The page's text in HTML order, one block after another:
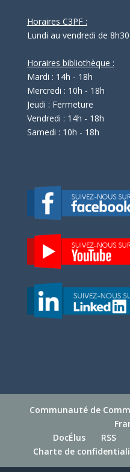
Horaires C3PF :
Lundi au vendredi de
Horaires bibliothèque :
Mardi : 14h - 18h
Mercredi : 10h - 18h
Jeudi : Fermeture
Vendredi : 14h - 18h
Samedi : 10h - 18h
Communauté de
DocÉlus
RSS
Charte de